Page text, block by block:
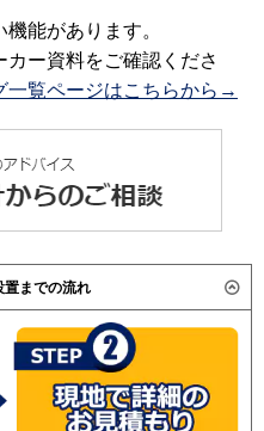
能があります。
ー資料をご確認くださ
一覧ページはこちらから→
置までの流れ